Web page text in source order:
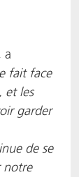
a
fait face
et les
garder
de se
notre